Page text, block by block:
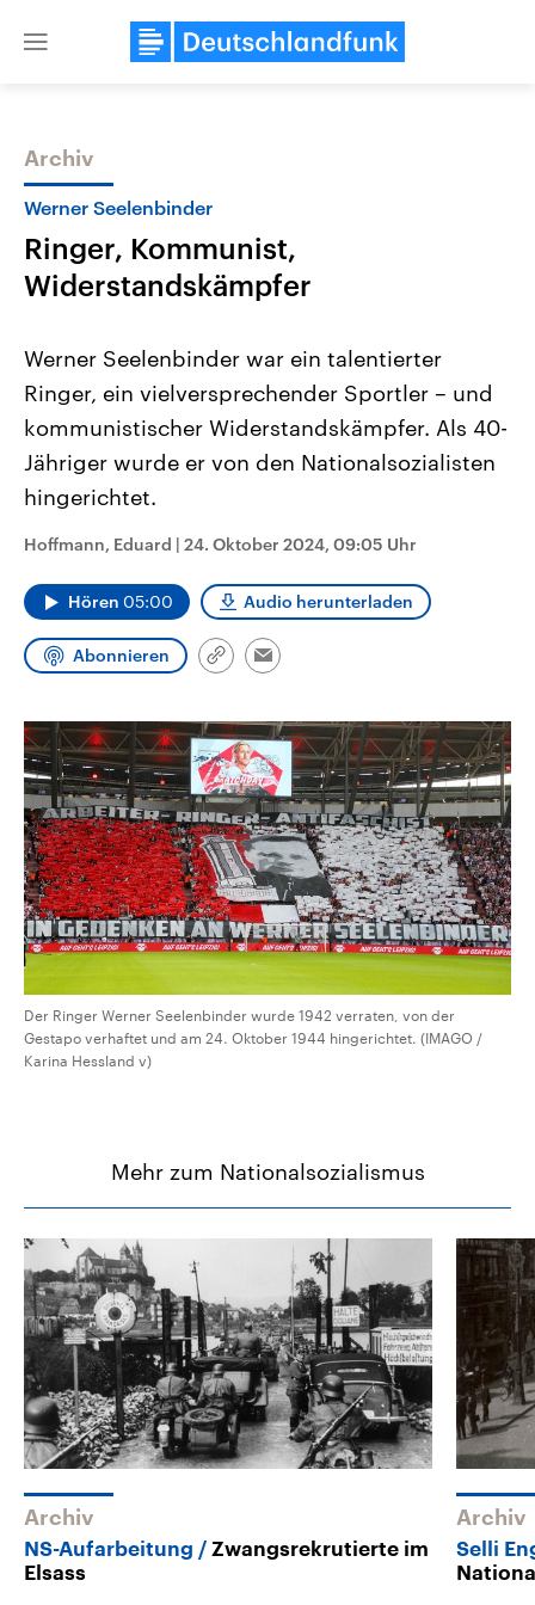
Close
Themen
Landtagswahl Sachsen-Anhalt
2026
Alle Informationen
Sachsen-Anhalt wählt am 6.
September 2026 einen neuen
Landtag. Seit 2021 wird das
CDU, SPD und FDP regiert.-
Wahlprogramme, aktuelle Berichte
und Hintergründe zu den Parteien
und Kandidaten der anstehenden
Wahl.
USA
Aktuelle Beiträge,
Hintergründe
Wirtschaftlich und
aktuelle Weltgeschehen.
Sendungen Programm Podcasts
Audio-Archiv
Archiv
Werner Seelenbinder
Ringer, Kommunist,
Widerstandskämpfer
Werner Seelenbinder war ein talentierter
Ringer, ein vielversprechender Sportler – und
kommunistischer Widerstandskämpfer. Als 40-
Jähriger wurde er von den Nationalsozialisten
hingerichtet.
Hoffmann, Eduard | 24. Oktober 2024, 09:05 Uhr
Hören 05:00 Audio herunterladen
Abonnieren
Link
Email
Der Ringer Werner Seelenbinder wurde 1942 verraten, von der
Gestapo verhaftet und am 24. Oktober 1944 hingerichtet. (IMAGO /
Karina Hessland v)
Mehr zum Nationalsozialismus
Archiv
NS-Aufarbeitung
Zwangsrekrutierte im
Elsass
Archiv
Selli